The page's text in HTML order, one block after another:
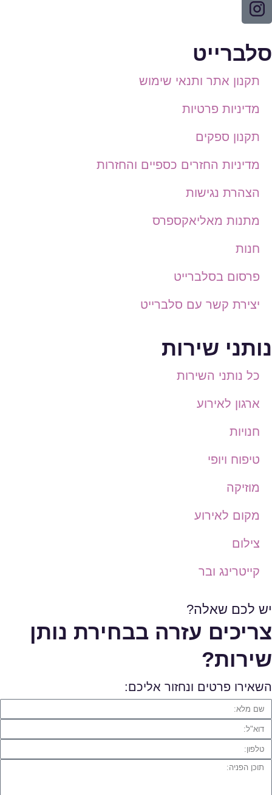
סלברייט
תקנון אתר ותנאי שימוש
מדיניות פרטיות
תקנון ספקים
מדיניות החזרים כספיים והחזרות
הצהרת נגישות
מתנות מאליאקספרס
חנות
פרסום בסלברייט
יצירת קשר עם סלברייט
נותני שירות
כל נותני השירות
ארגון לאירוע
חנויות
טיפוח ויופי
מוזיקה
מקום לאירוע
צילום
קייטרינג ובר
יש לכם שאלה?
צריכים עזרה בבחירת נותן
שירות?
השאירו פרטים ונחזור אליכם: